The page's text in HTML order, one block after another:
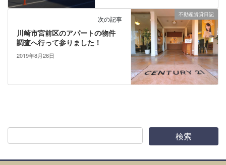
不動産賃貸日記
次の記事
川崎市宮前区のアパートの物件
調査へ行って参りました！
2019年8月26日